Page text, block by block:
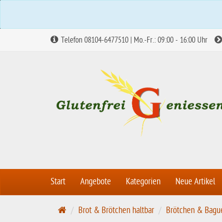
Telefon 08104-6477510 | Mo.-Fr.: 09:00 - 16:00 Uhr
Start Angebote Kategorien Neue Artikel
S
Brot & Brötchen haltbar Brötchen &